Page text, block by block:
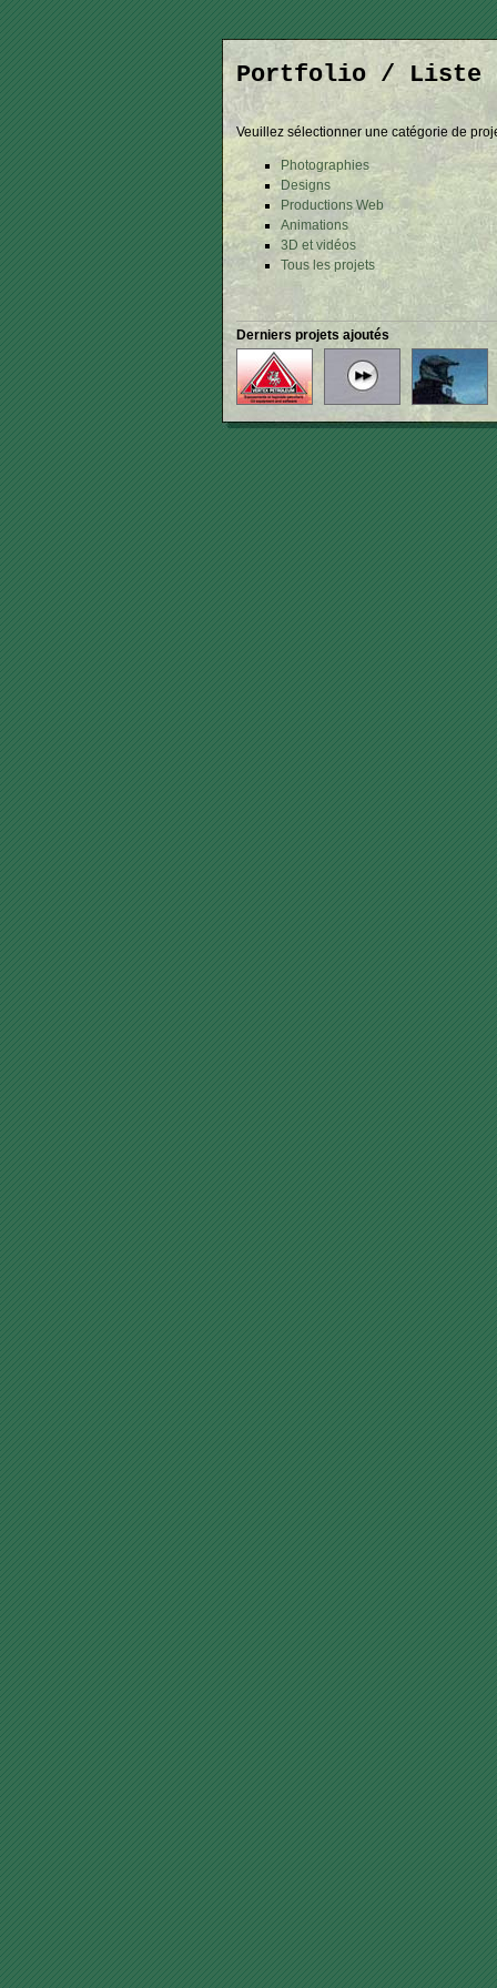
Portfolio / Liste
Veuillez sélectionner une catégorie de
Photographies
Designs
Productions Web
Animations
3D et vidéos
Tous les projets
Derniers projets ajoutés